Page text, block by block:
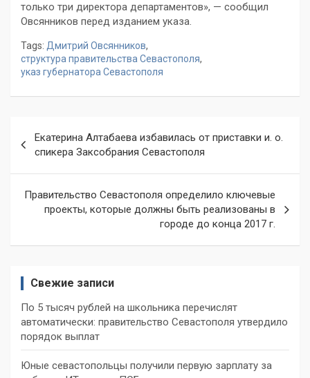
только три директора департаментов», — сообщил
Овсянников перед изданием указа.
Tags: Дмитрий Овсянников,
структура правительства Севастополя,
указ губернатора Севастополя
по
записям
Екатерина Алтабаева избавилась от приставки и. о.
спикера Заксобрания Севастополя
Правительство Севастополя определило ключевые
проекты, которые должны быть реализованы в
городе до конца 2017 г.
Свежие записи
По 5 тысяч рублей на школьника перечислят
автоматически: правительство Севастополя утвердило
порядок выплат
Юные севастопольцы получили первую зарплату за